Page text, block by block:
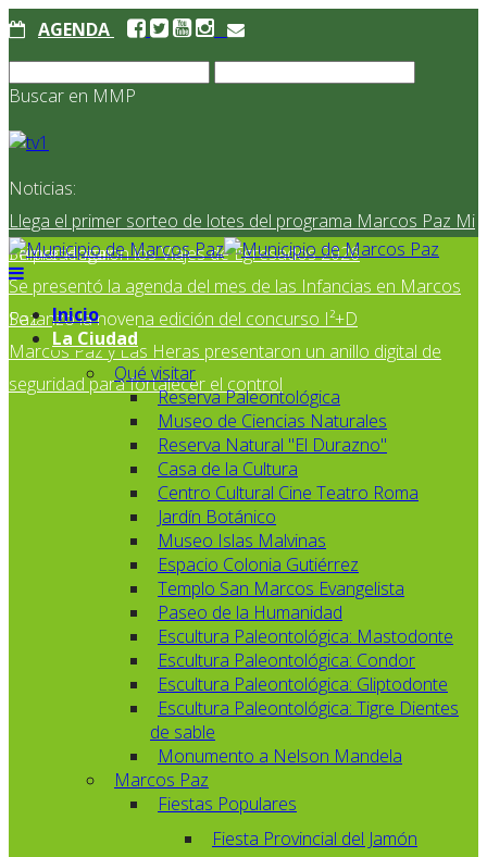
AGENDA
Buscar en MMP
Noticias:
Llega el primer sorteo de lotes del programa Marcos Paz Mi
Primer Hogar
Se presentaron los Viajes de Egresados 2026
Se presentó la agenda del mes de las Infancias en Marcos
Paz
Se lanzó la novena edición del concurso I²+D
Marcos Paz y Las Heras presentaron un anillo digital de
seguridad para fortalecer el control
Inicio
La Ciudad
Qué visitar
Reserva Paleontológica
Museo de Ciencias Naturales
Reserva Natural "El Durazno"
Casa de la Cultura
Centro Cultural Cine Teatro Roma
Jardín Botánico
Museo Islas Malvinas
Espacio Colonia Gutiérrez
Templo San Marcos Evangelista
Paseo de la Humanidad
Escultura Paleontológica: Mastodonte
Escultura Paleontológica: Condor
Escultura Paleontológica: Gliptodonte
Escultura Paleontológica: Tigre Dientes
de sable
Monumento a Nelson Mandela
Marcos Paz
Fiestas Populares
Fiesta Provincial del Jamón